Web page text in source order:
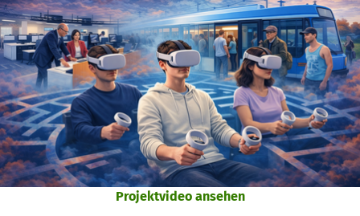
Zum Hauptinhalt springen
Erklärung zur Barrierefreiheit anzeigen
Projektvideo ansehen